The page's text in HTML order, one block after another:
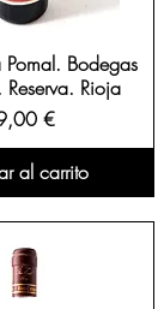
Bodegas
Rioja
€
al carrito